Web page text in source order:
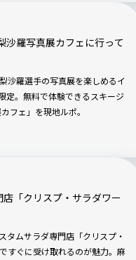
沙羅写真展カフェに行って
沙羅選手の写真展を楽しめるイ
定。無料で体験できるスキージ
フェ」を現地ルポ。
「クリスプ・サラダワー
タムサラダ専門店「クリスプ・
すぐに受け取れるのが魅力。麻